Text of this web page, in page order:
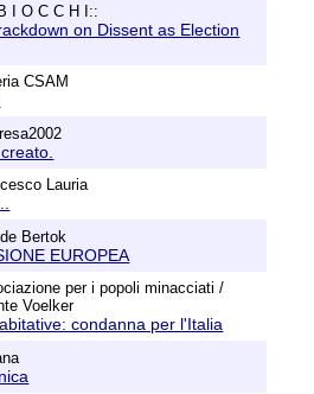
I O C C H I::
on Dissent as Election
CSAM
Lauria
Bertok
EUROPEA
per i popoli minacciati /
Voelker
condanna per l'Italia